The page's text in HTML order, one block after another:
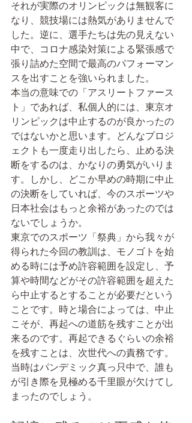
それが実際のオリンピックは無観客に
なり、競技場には熱気がありませんで
した。逆に、選手たちは先の見えない
中で、コロナ感染対策による緊張感で
張り詰めた空間で最高のパフォーマン
スを出すことを強いられました。
本当の意味での「アスリートファース
ト」であれば、私個人的には、東京オ
リンピックは中止するのが良かったの
ではないかと思います。どんなプロジ
ェクトも一度走り出したら、止める決
断をするのは、かなりの勇気がいりま
す。しかし、どこか早めの時期に中止
の決断をしていれば、今のスポーツや
日本社会はもっと余裕があったのでは
ないでしょうか。
東京でのスポーツ「祭典」から我々が
得られた今回の教訓は、モノゴトを始
める時には予め許容範囲を設定し、予
算や時間などがその許容範囲を超えた
ら中止するとすることが必要だという
ことです。時と場合によっては、中止
こそが、再起への道筋を残すことが出
来るのです。再起できるぐらいの余裕
を残すことは、次世代への責務です。
当時はパンデミック真っ只中で、誰も
が引き際を見極める千里眼が欠けてし
まったのでしょう。